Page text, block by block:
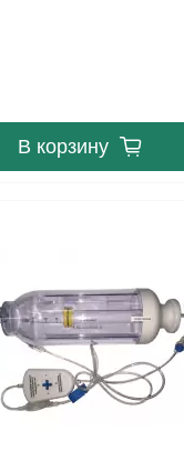
В корзину